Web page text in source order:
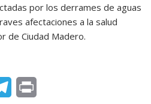
por los derrames de aguas
afectaciones a la salud
de Ciudad Madero.